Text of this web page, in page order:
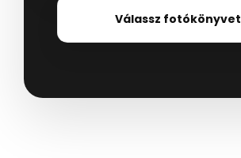
Válassz fotókönyvet